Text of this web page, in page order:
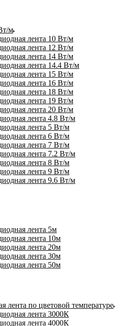
м
лента 10 Вт/м
лента 12 Вт/м
лента 14 Вт/м
лента 14.4 Вт/м
лента 15 Вт/м
лента 16 Вт/м
лента 18 Вт/м
лента 19 Вт/м
лента 20 Вт/м
лента 4.8 Вт/м
лента 5 Вт/м
лента 6 Вт/м
лента 7 Вт/м
лента 7.2 Вт/м
лента 8 Вт/м
лента 9 Вт/м
лента 9.6 Вт/м
лента 5м
лента 10м
лента 20м
лента 30м
лента 50м
лента по цветовой температуре
лента 3000К
лента 4000К